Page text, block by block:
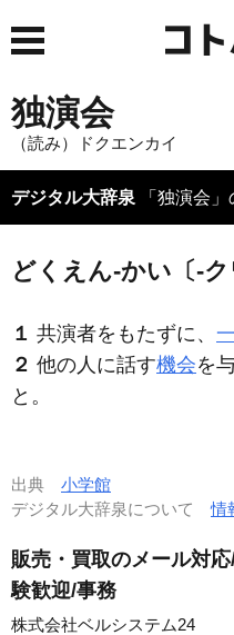
独演会
（読み）ドクエンカイ
デジタル大辞泉 「独演会
どくえん‐かい〔‐
１ 共演者をもたずに、
２ 他の人に話す機会を
と。
出典 小学館
デジタル大辞泉について情
販売・買取のメール対
験歓迎/事務
株式会社ベルシステム24